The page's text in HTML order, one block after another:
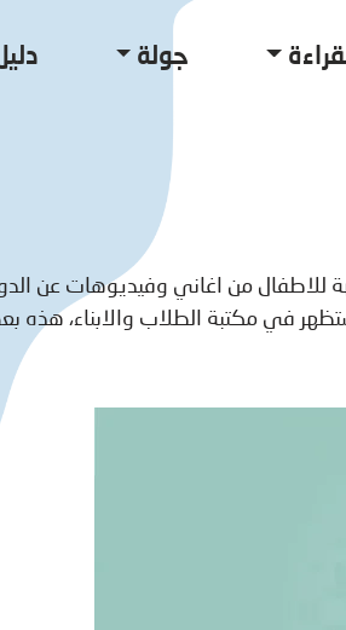
جولة
للاطفال من اغاني وفيديوهات عن
في مكتبة الطلاب والابناء، هذه